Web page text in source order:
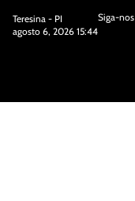
Teresina - PI
agosto 6, 2026 15:44
Siga-nos